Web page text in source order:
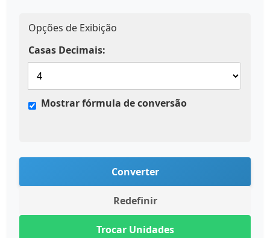
Opções de Exibição
Casas Decimais:
Mostrar fórmula de conversão
Converter
Redefinir
Trocar Unidades